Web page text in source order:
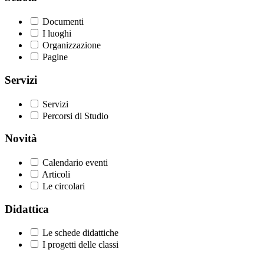
Documenti
I luoghi
Organizzazione
Pagine
Servizi
Servizi
Percorsi di Studio
Novità
Calendario eventi
Articoli
Le circolari
Didattica
Le schede didattiche
I progetti delle classi